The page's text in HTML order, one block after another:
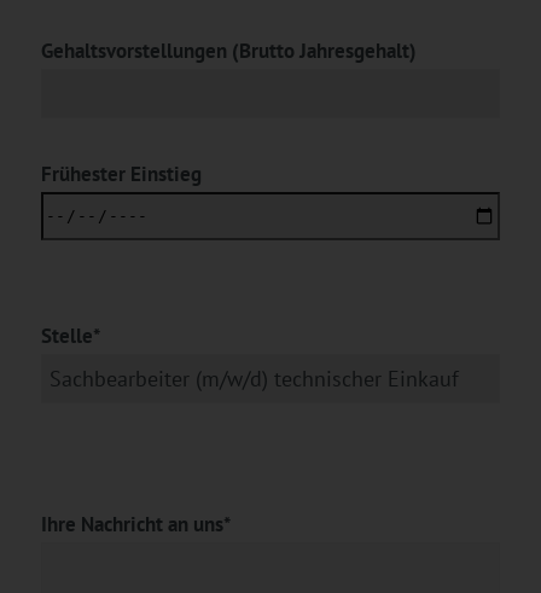
Gehaltsvorstellungen (Brutto Jahresgehalt)
Frühester Einstieg
Stelle*
Ihre Nachricht an uns*